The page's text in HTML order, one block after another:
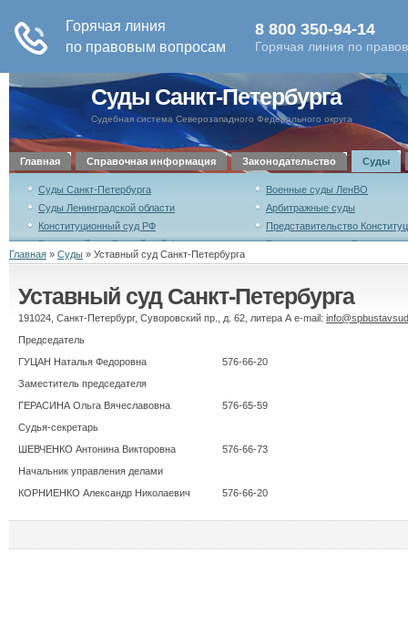
Суды Санкт-Петербурга
Судебная система Северозападного Федерального округа
Главная Справочная информация Законодательство Суды
Суды Санкт-Петербурга
Военные суды ЛенВО
Суды Ленинградской области
Арбитражные суды
Конституционный суд РФ
Представительство
Верховный суд Российской Федерации
Военная коллегия Верховного
Российской Федерации
Российской Федерации
Уставный суд Санкт-Петербурга
Главная » Суды » Уставный суд Санкт-Петербурга
Уставный суд Санкт-Петербурга
191024, Санкт-Петербург, Суворовский пр., д. 62, литера А e-mail:
Председатель
ГУЦАН Наталья Федоровна
576-66-20
Заместитель председателя
ГЕРАСИНА Ольга Вячеславовна
576-65-59
Судья-секретарь
ШЕВЧЕНКО Антонина Викторовна
576-66-73
Начальник управления делами
КОРНИЕНКО Александр Николаевич
576-66-20